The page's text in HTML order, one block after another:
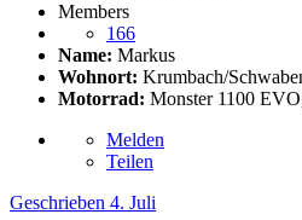
Members
166
Name: Markus
Wohnort: Krumbach/
Motorrad: Monster 1100
Melden
Teilen
Geschrieben 4. Juli